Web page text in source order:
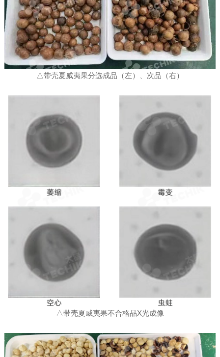
△带壳夏威夷果分选成品（左）、次品（右）
△带壳夏威夷果不合格品X光成像